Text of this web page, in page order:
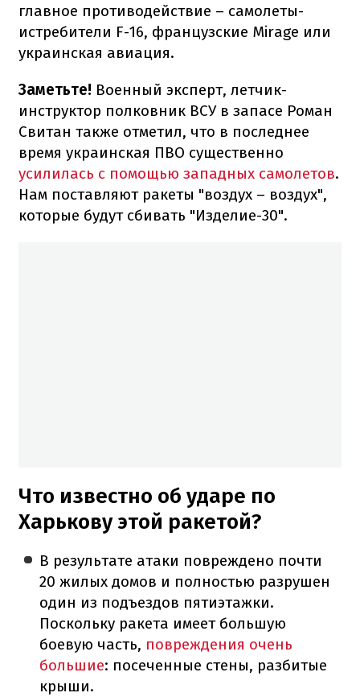
главное противодействие – самолеты-
истребители F-16, французские Mirage или
украинская авиация.
Заметьте! Военный эксперт, летчик-
инструктор полковник ВСУ в запасе Роман
Свитан также отметил, что в последнее
время украинская ПВО существенно
усилилась с помощью западных самолетов.
Нам поставляют ракеты "воздух – воздух",
которые будут сбивать "Изделие-30".
Что известно об ударе по
Харькову этой ракетой?
В результате атаки повреждено почти
20 жилых домов и полностью разрушен
один из подъездов пятиэтажки.
Поскольку ракета имеет большую
боевую часть, повреждения очень
большие: посеченные стены, разбитые
крыши.